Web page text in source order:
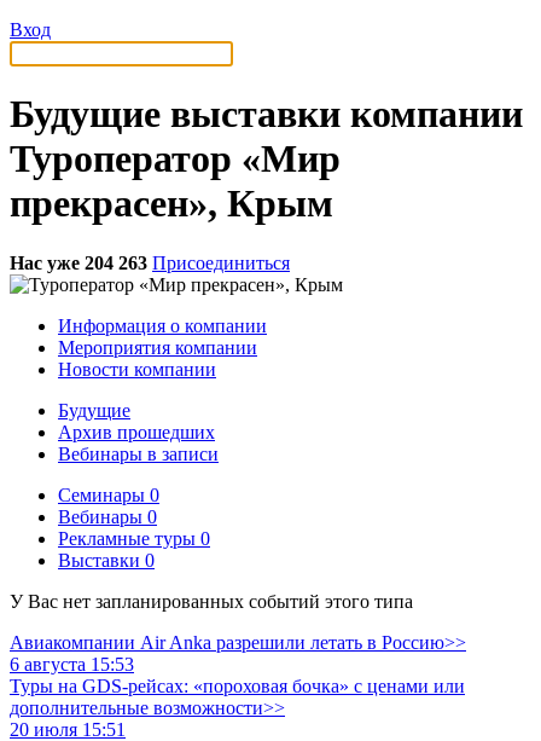
Вход
Будущие выставки компании
Туроператор «Мир
прекрасен», Крым
Нас уже 204 263 Присоединиться
Информация о компании
Мероприятия компании
Новости компании
Будущие
Архив прошедших
Вебинары в записи
Семинары 0
Вебинары 0
Рекламные туры 0
Выставки 0
У Вас нет запланированных событий этого типа
Авиакомпании Air Anka разрешили летать в Россию>>
6 августа 15:53
Туры на GDS-рейсах: «пороховая бочка» с ценами или
дополнительные возможности>>
20 июля 15:51